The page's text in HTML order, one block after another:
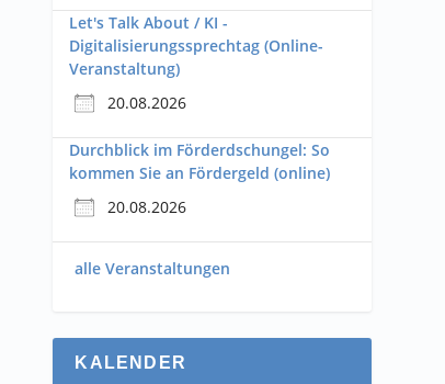
Let's Talk About / KI -
Digitalisierungssprechtag (Online-
Veranstaltung)
20.08.2026
Durchblick im Förderdschungel: So
kommen Sie an Fördergeld (online)
20.08.2026
alle Veranstaltungen
KALENDER